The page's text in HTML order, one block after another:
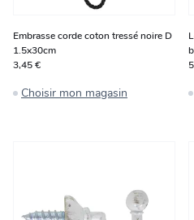
Embrasse corde coton tressé noire D
1.5x30cm
3,45 €
Choisir mon magasin